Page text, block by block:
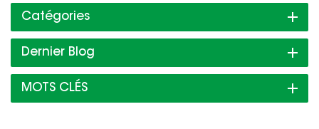
Catégories
Dernier Blog
MOTS CLÉS